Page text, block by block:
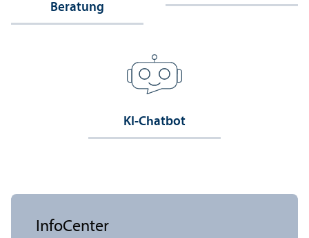
Beratung
KI-Chatbot
InfoCenter